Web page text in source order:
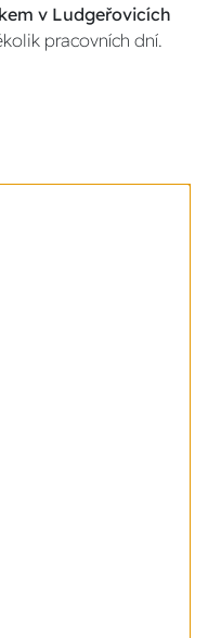
v Ludgeřovicích
pracovních dní.